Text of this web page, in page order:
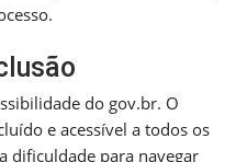
do gov.br. O
e acessível a todos os
dificuldade para navegar